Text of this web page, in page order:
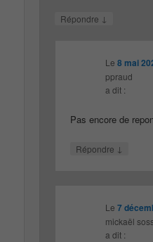
Répondre ↓
Le8 mai
ppraud
a dit :
Pas encore de
Répondre ↓
Le7
mickaël
a dit :